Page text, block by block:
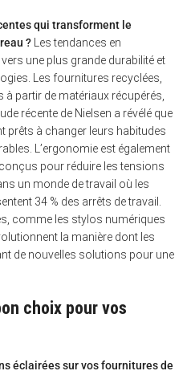
qui transforment le
?Les tendances en
une plus grande durabilité et
Les fournitures recyclées,
partir de matériaux récupérés,
récente de Nielsen a révélé que
à changer leurs habitudes
L’ergonomie est également
pour réduire les tensions
un monde de travail où les
34 % des arrêts de travail.
comme les stylos numériques
la manière dont les
de nouvelles solutions pour une
choix pour vos
éclairées sur vos fournitures de